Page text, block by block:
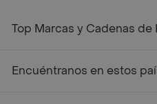
Top Marcas y Cadenas de
Encuéntranos en estos